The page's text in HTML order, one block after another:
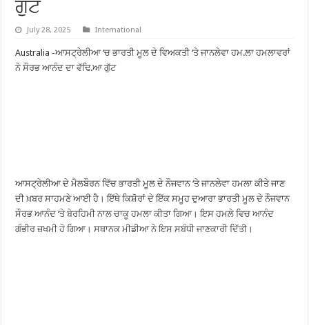
ਗੁੱਟ
July 28, 2025 International
Australia -ਆਸਟ੍ਰੇਲੀਆ ‘ਚ ਭਾਰਤੀ ਮੂਲ ਦੇ ਵਿਅਕਤੀ ‘ਤੇ ਜਾਨਲੇਵਾ ਹਮ.ਲਾ ਹਮਲਾਵਰਾਂ
ਨੇ ਸੌਰਭ ਆਨੰਦ ਦਾ ਵੱਢਿ.ਆ ਗੁੱਟ
ਆਸਟ੍ਰੇਲੀਆ ਦੇ ਮੈਲਬੌਰਨ ਵਿੱਚ ਭਾਰਤੀ ਮੂਲ ਦੇ ਨੌਜਵਾਨ ‘ਤੇ ਜਾਨਲੇਵਾ ਹਮਲਾ ਕੀਤੇ ਜਾਣ
ਦੀ ਖ਼ਬਰ ਸਾਹਮਣੇ ਆਈ ਹੈ। ਇੱਥੇ ਕਿਸ਼ੋਰਾਂ ਦੇ ਇੱਕ ਸਮੂਹ ਦੁਆਰਾ ਭਾਰਤੀ ਮੂਲ ਦੇ ਨੌਜਵਾਨ
ਸੌਰਭ ਆਨੰਦ ‘ਤੇ ਬੇਰਹਿਮੀ ਨਾਲ ਚਾਕੂ ਹਮਲਾ ਕੀਤਾ ਗਿਆ। ਇਸ ਹਮਲੇ ਵਿਚ ਆਨੰਦ
ਗੰਭੀਰ ਜ਼ਖਮੀ ਹੋ ਗਿਆ। ਸਥਾਨਕ ਮੀਡੀਆ ਨੇ ਇਸ ਸਬੰਧੀ ਜਾਣਕਾਰੀ ਦਿੱਤੀ।